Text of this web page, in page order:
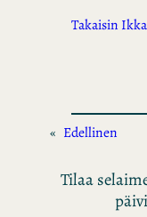
Takaisin
« Edellinen
Tilaa